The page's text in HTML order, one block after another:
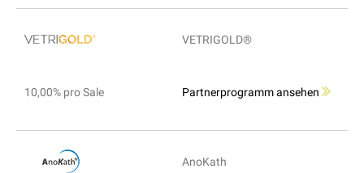
VETRIGOLD®
10,00% pro Sale Partnerprogramm ansehen
AnoKath